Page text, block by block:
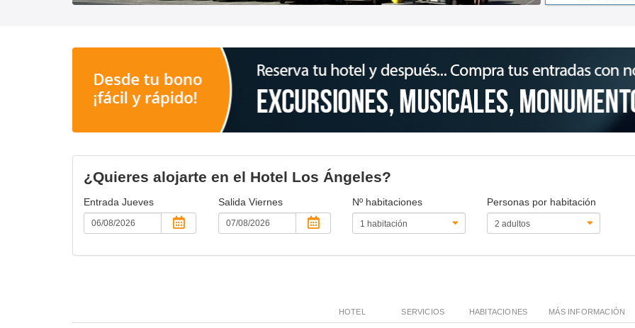
¿Quieres alojarte en el Hotel Los Ángeles?
Entrada Jueves Salida Viernes Nº habitaciones
Personas por habitación
HOTEL SERVICIOS HABITACIONES MÁS INFORMACIÓN